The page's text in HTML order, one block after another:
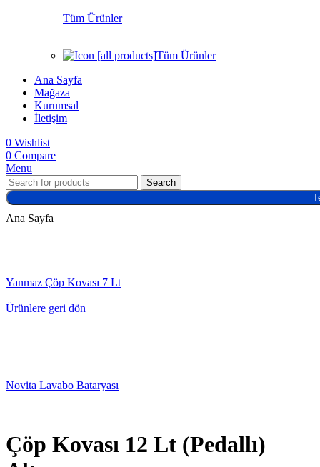
Tüm Ürünler
Tüm Ürünler
Ana Sayfa
Mağaza
Kurumsal
İletişim
0 Wishlist
0 Compare
Menu
Search
Ana Sayfa
Yanmaz Çöp Kovası 7 Lt
Ürünlere geri dön
Novita Lavabo Bataryası
Çöp Kovası 12 Lt (Pedallı)